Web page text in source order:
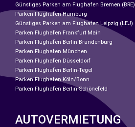
Günstiges Parken am Flughafen Bremen (BRE)
Parken Flughafen Hamburg
Günstiges Parken am Flughafen Leipzig (LEJ)
Parken Flughafen Frankfurt Main
Parken Flughafen Berlin Brandenburg
Parken Flughafen München
Parken Flughafen Düsseldorf
Parken Flughafen Berlin-Tegel
Parken Flughafen Köln/Bonn
Parken Flughafen Berlin-Schönefeld
AUTOVERMIETUNG